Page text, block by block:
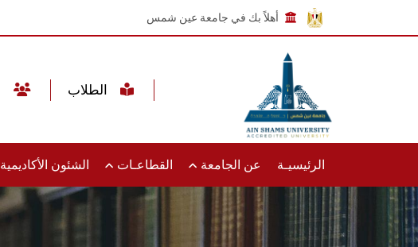
أهلاً بك في جامعة عين شمس
الرئيسيـة عن الجامعة القطاعـات الشئون الأكاديمية